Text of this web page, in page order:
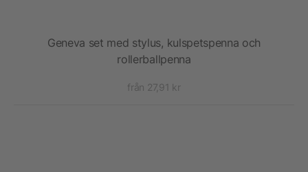
Geneva set med stylus, kulspetspenna och
rollerballpenna
från 27,91 kr